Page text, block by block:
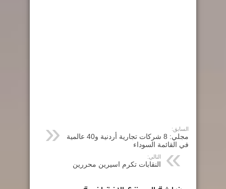
السابق:
مجلي: 8 شركات تجارية أردنية و40 عالمية
في القائمة السوداء
التالي:
النقابات تكرم اسيرين محررين